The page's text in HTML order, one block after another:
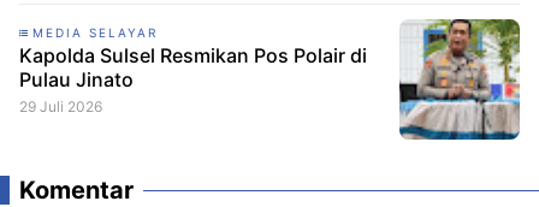
MEDIA SELAYAR
Kapolda Sulsel Resmikan Pos Polair di
Pulau Jinato
29 Juli 2026
Komentar